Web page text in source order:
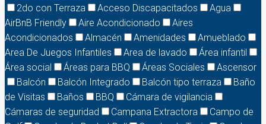
2do con Terraza
Acceso Discapacitados
Agua
AirBnB Friendly
Aire Acondicionado
Aires
Acondicionados
Almacén Amenidades
Amueblado
Area De Juegos Infantiles
Area de lavado
Área infantil
Área social
Áreas para BBQ Áreas Sociales
Ascensor
Balcón
Balcón Integrado Balcón tipo terraza
Baño
de Visitas
Baños BBQ
Cámara de vigilancia
Cámaras de seguridad
Campana Extractora
Campo de